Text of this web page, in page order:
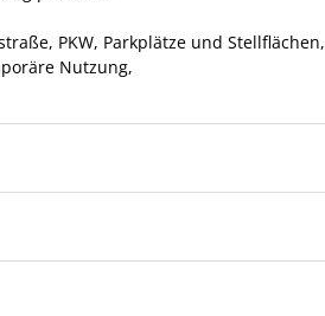
PKW, Parkplätze und Stellflächen,
Nutzung,